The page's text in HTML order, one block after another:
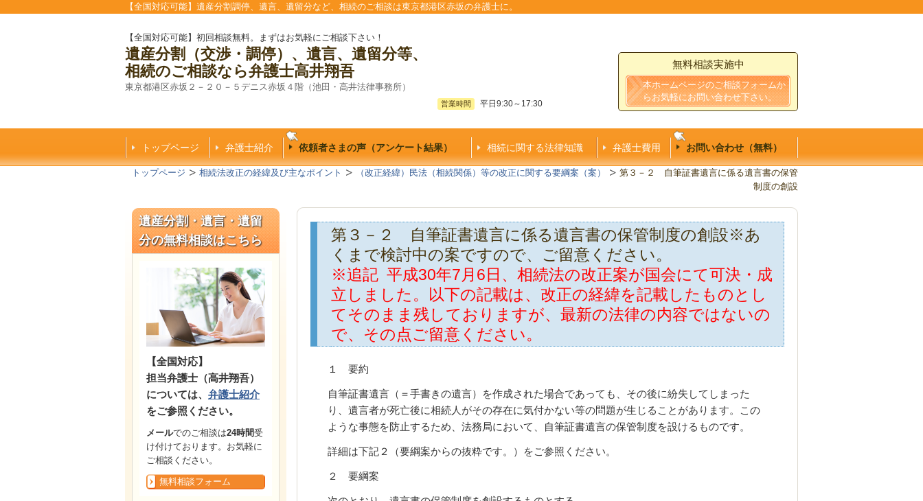
【全国対応可能】遺産分割調停、遺言、遺留分など、相続のご相談は東京都港区赤坂の弁護士に。
【全国対応可能】初回相談無料。まずはお気軽にご相談下さい！
遺産分割（交渉・調停）、遺言、遺留分等、
相続のご相談なら弁護士高井翔吾
東京都港区赤坂２－２０－５デニス赤坂４階（池田・高井法律事務所）
営業時間 平日9:30～17:30
無料相談実施中
本ホームページのご相談フォームか
らお気軽にお問い合わせ下さい。
トップページ 弁護士紹介 依頼者さまの声（アンケート結果） 相続に関する法律知識 弁護士費用 お問い合わせ（無料）
トップページ 相続法改正の経緯及び主なポイント （改正経緯）民法（相続関係）等の改正に関する要綱案（案）
第３－２ 自筆証書遺言に係る遺言書の保管
制度の創設
第３－２ 自筆証書遺言に係る遺言書の保管制度の創設※あ
くまで検討中の案ですので、ご留意ください。
※追記 平成30年7月6日、相続法の改正案が国会にて可決・成
立しました。以下の記載は、改正の経緯を記載したものとし
てそのまま残しておりますが、最新の法律の内容ではないの
で、その点ご留意ください。
１ 要約
自筆証書遺言（＝手書きの遺言）を作成された場合であっても、その後に紛失してしまった
り、遺言者が死亡後に相続人がその存在に気付かない等の問題が生じることがあります。この
ような事態を防止するため、法務局において、自筆証書遺言の保管制度を設けるものです。
詳細は下記２（要綱案からの抜粋です。）をご参照ください。
２ 要綱案
遺産分割・遺言・遺留
分の無料相談はこちら
【全国対応】
担当弁護士（高井翔吾）
については、 弁護士紹介
をご参照ください。
メールでのご相談は24時間受
け付けております。お気軽に
ご相談ください。
無料相談フォーム